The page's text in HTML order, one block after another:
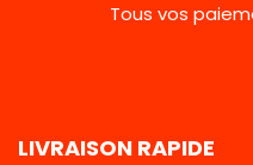
Tous vos
LIVRAISON RAPIDE